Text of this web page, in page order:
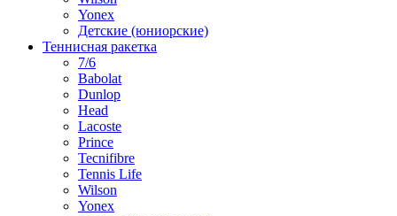
Yonex
Детские (юниорские)
Теннисная ракетка
7/6
Babolat
Dunlop
Head
Lacoste
Prince
Tecnifibre
Tennis Life
Wilson
Yonex